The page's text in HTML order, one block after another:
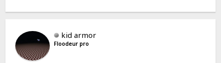
kid armor
Floodeur pro